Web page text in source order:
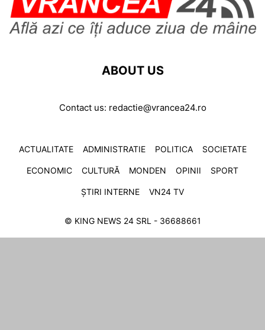
ABOUT US
Contact us: redactie@vrancea24.ro
ACTUALITATE ADMINISTRATIE POLITICA SOCIETATE
ECONOMIC CULTURĂ MONDEN OPINII SPORT
ȘTIRI INTERNE VN24 TV
© KING NEWS 24 SRL - 36688661